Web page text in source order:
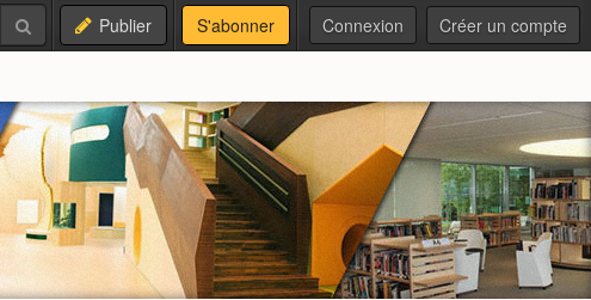
Publier S'abonner Connexion Créer un compte